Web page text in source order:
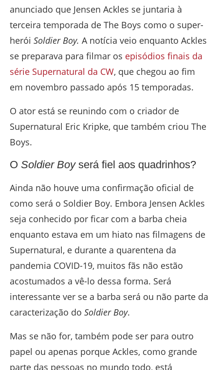
anunciado que Jensen Ackles se juntaria à
terceira temporada de The Boys como o super-
herói Soldier Boy. A notícia veio enquanto Ackles
se preparava para filmar os episódios finais da
série Supernatural da CW, que chegou ao fim
em novembro passado após 15 temporadas.
O ator está se reunindo com o criador de
Supernatural Eric Kripke, que também criou The
Boys.
O Soldier Boyserá fiel aos quadrinhos?
Ainda não houve uma confirmação oficial de
como será o Soldier Boy. Embora Jensen Ackles
seja conhecido por ficar com a barba cheia
enquanto estava em um hiato nas filmagens de
Supernatural, e durante a quarentena da
pandemia COVID-19, muitos fãs não estão
acostumados a vê-lo dessa forma. Será
interessante ver se a barba será ou não parte da
caracterização do Soldier Boy.
Mas se não for, também pode ser para outro
papel ou apenas porque Ackles, como grande
parte das pessoas no mundo todo, está